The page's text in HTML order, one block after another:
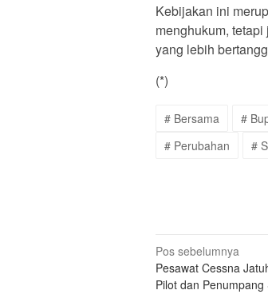
Kebijakan ini
menghukum,
yang lebih
(*)
# Bersama #
# Perubahan
#
Navigasi
pos
Pos sebelumnya
Pesawat Cessna
Pilot dan